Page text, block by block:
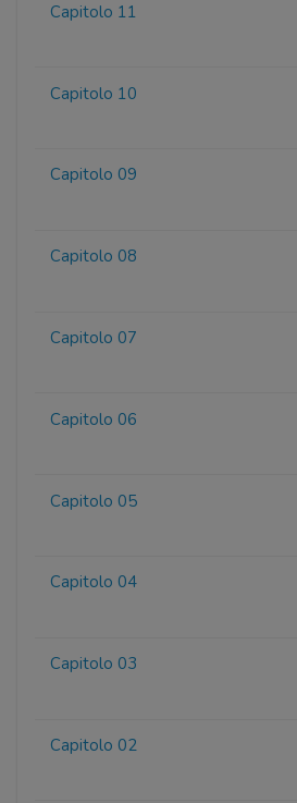
Capitolo 11
Capitolo 10
Capitolo 09
Capitolo 08
Capitolo 07
Capitolo 06
Capitolo 05
Capitolo 04
Capitolo 03
Capitolo 02